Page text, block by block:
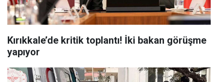
Kırıkkale’de kritik toplantı! İki bakan görüşme
yapıyor